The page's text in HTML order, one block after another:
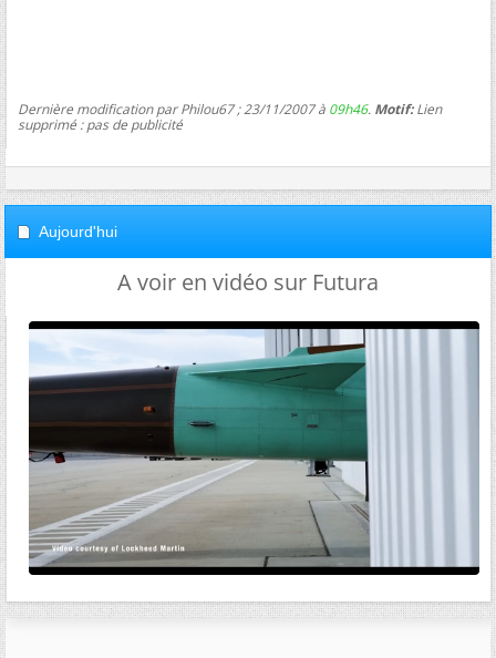
Dernière modification par Philou67 ; 23/11/2007 à 09h46. Motif:Lien
supprimé : pas de publicité
Aujourd'hui
A voir en vidéo sur Futura